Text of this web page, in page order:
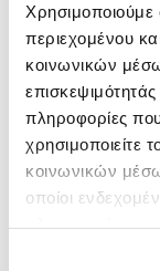
Χρησιμοποιούμε
περιεχομένου
κοινωνικών
πληροφορίες
χρησιμοποιείτε
κοινωνικών
οποίοι
Σώμα:
Σύσταση:
Μέγεθος:
Είδος Προϊόντος:
Προέλευση: